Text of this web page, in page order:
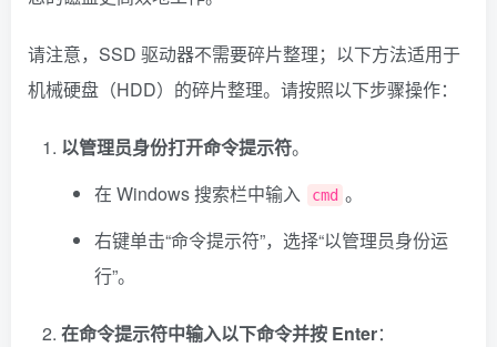
请注意，SSD 驱动器不需要碎片整理；以下方法适用于
机械硬盘（HDD）的碎片整理。请按照以下步骤操作：
以管理员身份打开命令提示符。
在 Windows 搜索栏中输入
cmd 。
右键单击“命令提示符”，选择“以管理员身份运
行”。
在命令提示符中输入以下命令并按 Enter：